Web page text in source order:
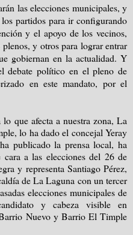
las elecciones municipales, y
partidos para ir configurando
y el apoyo de los vecinos,
y otros para lograr entrar
gobiernan en la actualidad. Y
debate político en el pleno de
en este mandato, por el
que afecta a nuestra zona, La
lo ha dado el concejal Yeray
publicado la prensa local, ha
a las elecciones del 26 de
y representa Santiago Pérez,
de La Laguna con un tercer
elecciones municipales de
y cabeza visible en
Nuevo y Barrio El Timple